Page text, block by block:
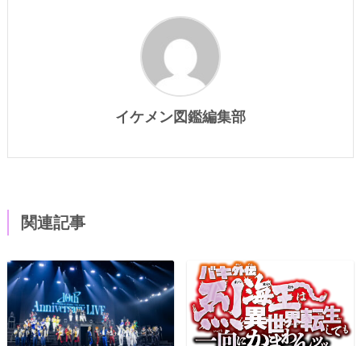
イケメン図鑑編集部
関連記事